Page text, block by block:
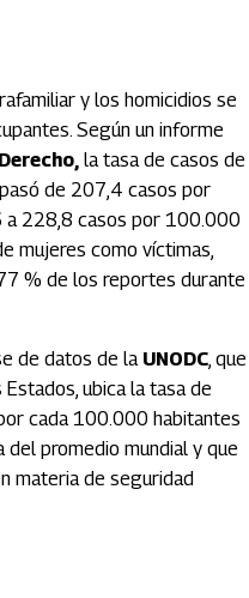
y los homicidios se
Según un informe
la tasa de casos de
de 207,4 casos por
228,8 casos por 100.000
mujeres como víctimas,
% de los reportes durante
de datos de laUNODC, que
ubica la tasa de
cada 100.000 habitantes
promedio mundial y que
materia de seguridad